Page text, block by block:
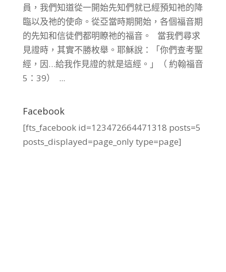
員，我們知道從一開始先知們就已經預知祂的降
臨以及祂的使命。從亞當時期開始，各個福音期
的先知和信徒們都明瞭祂的福音。 當我們尋求
見證時，其實不勝枚舉。耶穌說：「你們查考聖
經，因…給我作見證的就是這經。」（ 約翰福音
5：39） ...
Facebook
[fts_facebook id=123472664471318 posts=5
posts_displayed=page_only type=page]